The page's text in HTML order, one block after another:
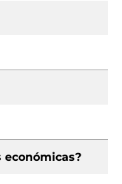
económicas?